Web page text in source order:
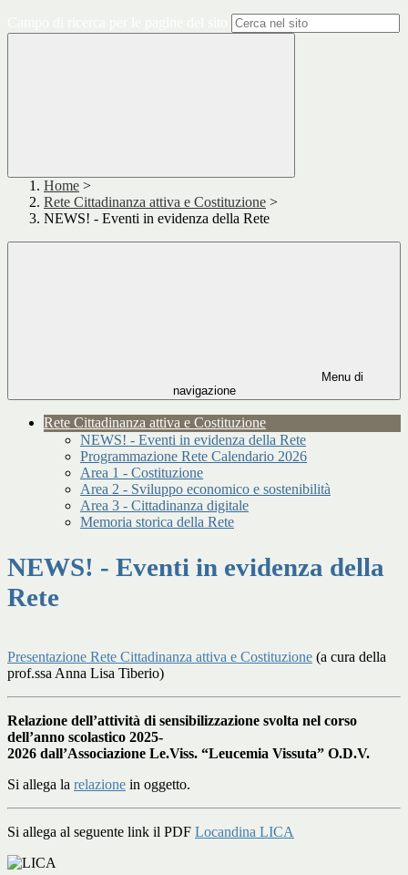
Home >
Rete Cittadinanza attiva e Costituzione >
NEWS! - Eventi in evidenza della Rete
Menu di
navigazione
Rete Cittadinanza attiva e Costituzione
NEWS! - Eventi in evidenza della Rete
Programmazione Rete Calendario 2026
Area 1 - Costituzione
Area 2 - Sviluppo economico e sostenibilità
Area 3 - Cittadinanza digitale
Memoria storica della Rete
NEWS! - Eventi in evidenza della
Rete
Presentazione Rete Cittadinanza attiva e Costituzione (a cura della
prof.ssa Anna Lisa Tiberio)
Relazione dell’attività di sensibilizzazione svolta nel corso
dell’anno scolastico 2025-
2026 dall’Associazione Le.Viss. “Leucemia Vissuta” O.D.V.
Si allega la relazione in oggetto.
Si allega al seguente link il PDF Locandina LICA